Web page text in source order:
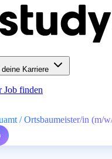
Karriere
Job finden
/ Ortsbaumeister/in (m/